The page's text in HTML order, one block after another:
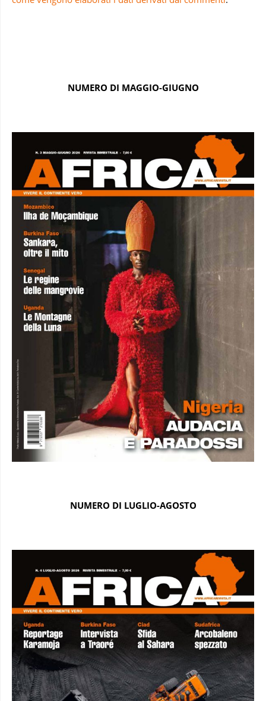
NUMERO DI MAGGIO-GIUGNO
NUMERO DI LUGLIO-AGOSTO